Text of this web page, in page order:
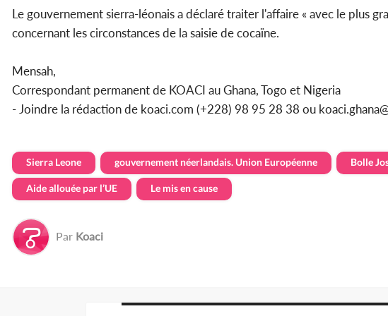
Le gouvernement sierra-léonais a déclaré traiter l'affaire « avec le plus
concernant les circonstances de la saisie de cocaïne.
Mensah,
Correspondant permanent de KOACI au Ghana, Togo et Nigeria
- Joindre la rédaction de koaci.com (+228) 98 95 28 38 ou
Sierra Leone gouvernement néerlandais. Union Européenne Bolle
Aide allouée par l’UE Le mis en cause
Par Koaci